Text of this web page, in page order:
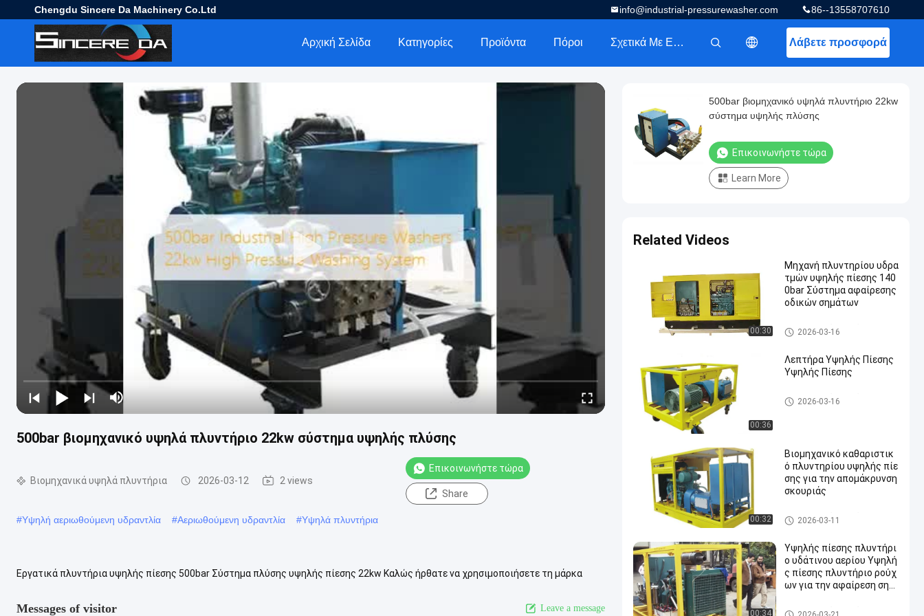
Chengdu Sincere Da Machinery Co.Ltd 86--13558707610
info@industrial-pressurewasher.com
Λάβετε προσφορά
Αρχική Σελίδα Κατηγορίες Προϊόντα Πόροι Σχετικά Με Εμάς
500bar βιομηχανικό υψηλά πλυντήριο 22kw σύστημα υψηλής πλύσης
Βιομηχανικά υψηλά πλυντήρια 2026-03-12 2 views
Επικοινωνήστε τώρα
Share
#Υψηλή αεριωθούμενη υδραντλία #Αεριωθούμενη υδραντλία #Υψηλά πλυντήρια
Εργατικά πλυντήρια υψηλής πίεσης 500bar Σύστημα πλύσης υψηλής πίεσης 22kw Καλώς ήρθατε να χρησιμοποιήσετε τη μάρκα
Messages of visitor Leave a message
500bar βιομηχανικό υψηλά πλυντήριο 22kw
σύστημα υψηλής πλύσης
Επικοινωνήστε τώρα
Learn More
Related Videos
00:30
Μηχανή πλυντηρίου υδρα
τμών υψηλής πίεσης 140
0bar Σύστημα αφαίρεσης
οδικών σημάτων
Βιομηχανικά υψηλά πλυντήρι
α
2026-03-16
00:36
Λεπτήρα Υψηλής Πίεσης
Υψηλής Πίεσης
Βιομηχανικά υψηλά πλυντήρι
α
2026-03-16
00:32
Βιομηχανικό καθαριστικ
ό πλυντηρίου υψηλής πίε
σης για την απομάκρυνση
σκουριάς
Βιομηχανικά υψηλά πλυντήρι
α
2026-03-11
00:34
Υψηλής πίεσης πλυντήρι
ο υδάτινου αερίου Υψηλή
ς πίεσης πλυντήριο ρούχ
ων για την αφαίρεση σημ
Βιομηχανικά υψηλά πλυντήρι